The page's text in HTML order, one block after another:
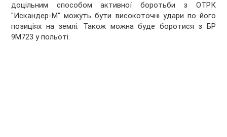
доцільним способом активної боротьби з ОТРК
"Искандер-М" можуть бути високоточні удари по його
позиціях на землі. Також можна буде боротися з БР
9М723 у польоті.